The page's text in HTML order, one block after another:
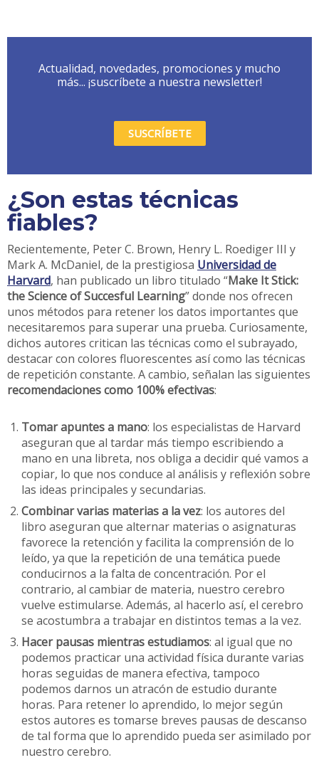
Actualidad, novedades, promociones y mucho
más... ¡suscríbete a nuestra newsletter!
SUSCRÍBETE
¿Son estas técnicas
fiables?
Recientemente, Peter C. Brown, Henry L. Roediger III y
Mark A. McDaniel, de la prestigiosa Universidad de
Harvard, han publicado un libro titulado “Make It Stick:
the Science of Succesful Learning” donde nos ofrecen
unos métodos para retener los datos importantes que
necesitaremos para superar una prueba. Curiosamente,
dichos autores critican las técnicas como el subrayado,
destacar con colores fluorescentes así como las técnicas
de repetición constante. A cambio, señalan las siguientes
recomendaciones como 100% efectivas:
Tomar apuntes a mano: los especialistas de Harvard
aseguran que al tardar más tiempo escribiendo a
mano en una libreta, nos obliga a decidir qué vamos a
copiar, lo que nos conduce al análisis y reflexión sobre
las ideas principales y secundarias.
Combinar varias materias a la vez: los autores del
libro aseguran que alternar materias o asignaturas
favorece la retención y facilita la comprensión de lo
leído, ya que la repetición de una temática puede
conducirnos a la falta de concentración. Por el
contrario, al cambiar de materia, nuestro cerebro
vuelve estimularse. Además, al hacerlo así, el cerebro
se acostumbra a trabajar en distintos temas a la vez.
Hacer pausas mientras estudiamos: al igual que no
podemos practicar una actividad física durante varias
horas seguidas de manera efectiva, tampoco
podemos darnos un atracón de estudio durante
horas. Para retener lo aprendido, lo mejor según
estos autores es tomarse breves pausas de descanso
de tal forma que lo aprendido pueda ser asimilado por
nuestro cerebro.